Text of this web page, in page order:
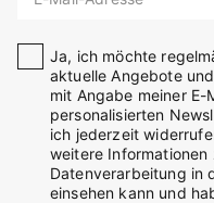
Ja, ich möchte
aktuelle Angebote
mit Angabe meiner E-
personalisierten
ich jederzeit
weitere
Datenverarbeitung in
einsehen kann und